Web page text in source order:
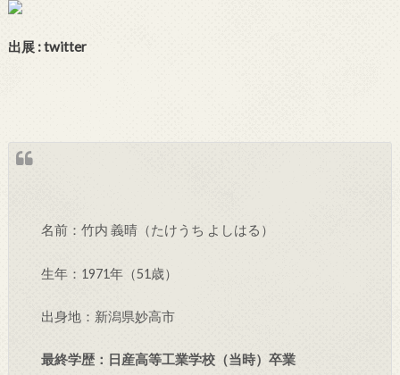
出展 : twitter
名前：竹内 義晴（たけうち よしはる）
生年：1971年（51歳）
出身地：新潟県妙高市
最終学歴：日産高等工業学校（当時）卒業